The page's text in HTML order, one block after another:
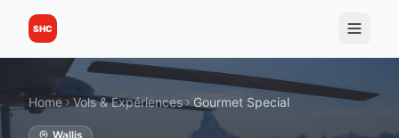
SHC
Home Vols & Expériences Gourmet Special
Wallis